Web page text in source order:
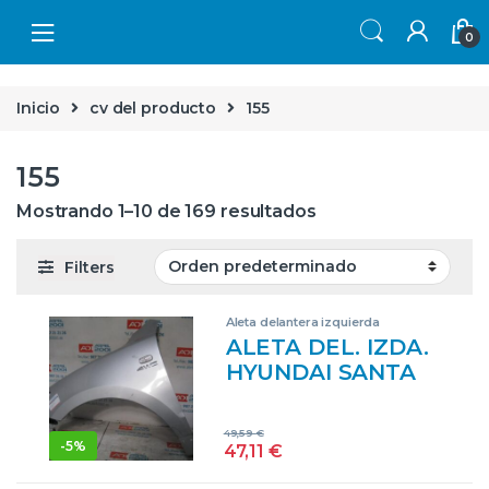
0
Inicio cv del producto 155
155
Mostrando 1–10 de 169 resultados
Filters
-5%
Aleta delantera izquierda
ALETA DEL. IZDA.
HYUNDAI SANTA
ALETAS
47,11 €
49,59€